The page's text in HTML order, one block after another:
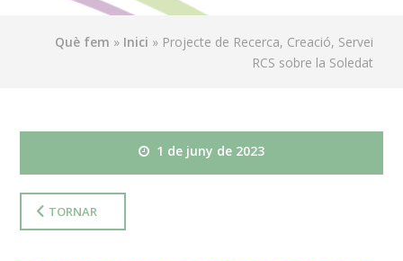
Què fem » Inici » Projecte de Recerca, Creació, Servei
RCS sobre la Soledat
1 de juny de 2023
TORNAR